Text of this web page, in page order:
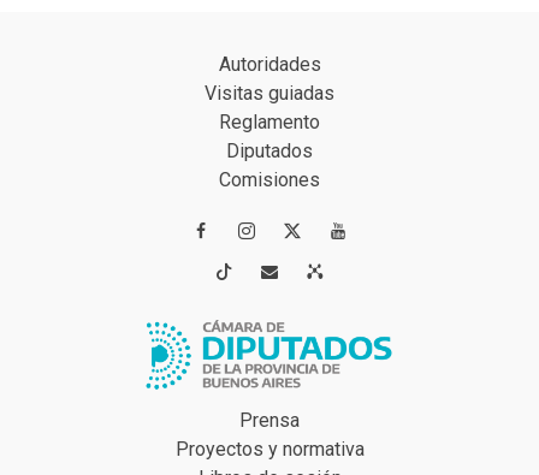
Autoridades
Visitas guiadas
Reglamento
Diputados
Comisiones
 
 
Prensa
Proyectos y normativa